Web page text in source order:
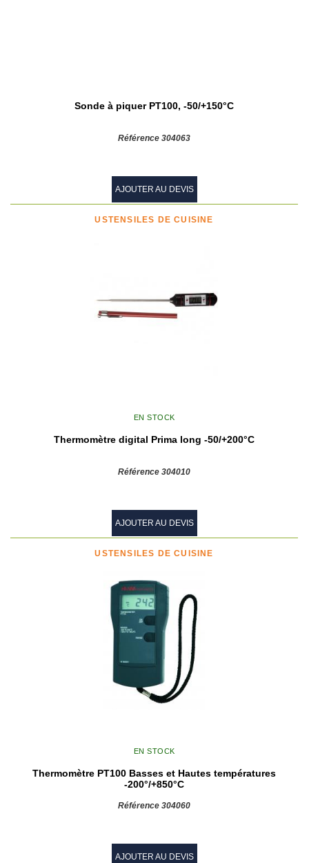
Sonde à piquer PT100, -50/+150°C
Référence 304063
AJOUTER AU DEVIS
USTENSILES DE CUISINE
EN STOCK
Thermomètre digital Prima long -50/+200°C
Référence 304010
AJOUTER AU DEVIS
USTENSILES DE CUISINE
EN STOCK
Thermomètre PT100 Basses et Hautes températures
-200°/+850°C
Référence 304060
AJOUTER AU DEVIS